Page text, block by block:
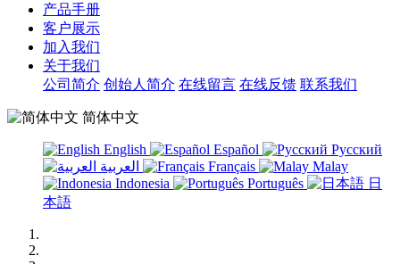
产品手册
客户展示
加入我们
关于我们
公司简介 创始人简介 在线留言 在线反馈 联系我们
简体中文
English Español
Русский
Français
Malay
Indonesia
Português
日
本語